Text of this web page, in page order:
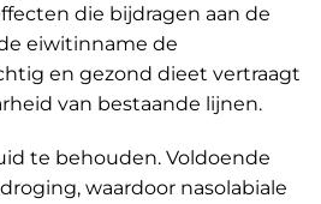
die bijdragen aan de
eiwitinname de
en gezond dieet vertraagt
van bestaande lijnen.
te behouden. Voldoende
waardoor nasolabiale